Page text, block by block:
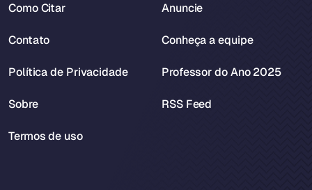
Como Citar
Contato
Política de Privacidade
Sobre
Termos de uso
Anuncie
Conheça a equipe
Professor do Ano 2025
RSS Feed